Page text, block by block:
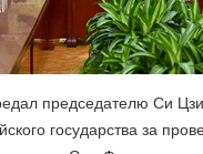
председателю Си
государства за